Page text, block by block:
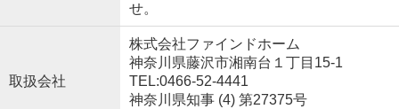
せ。
取扱会社
株式会社ファインドホーム
神奈川県藤沢市湘南台１丁目15-1
TEL:0466-52-4441
神奈川県知事 (4) 第27375号